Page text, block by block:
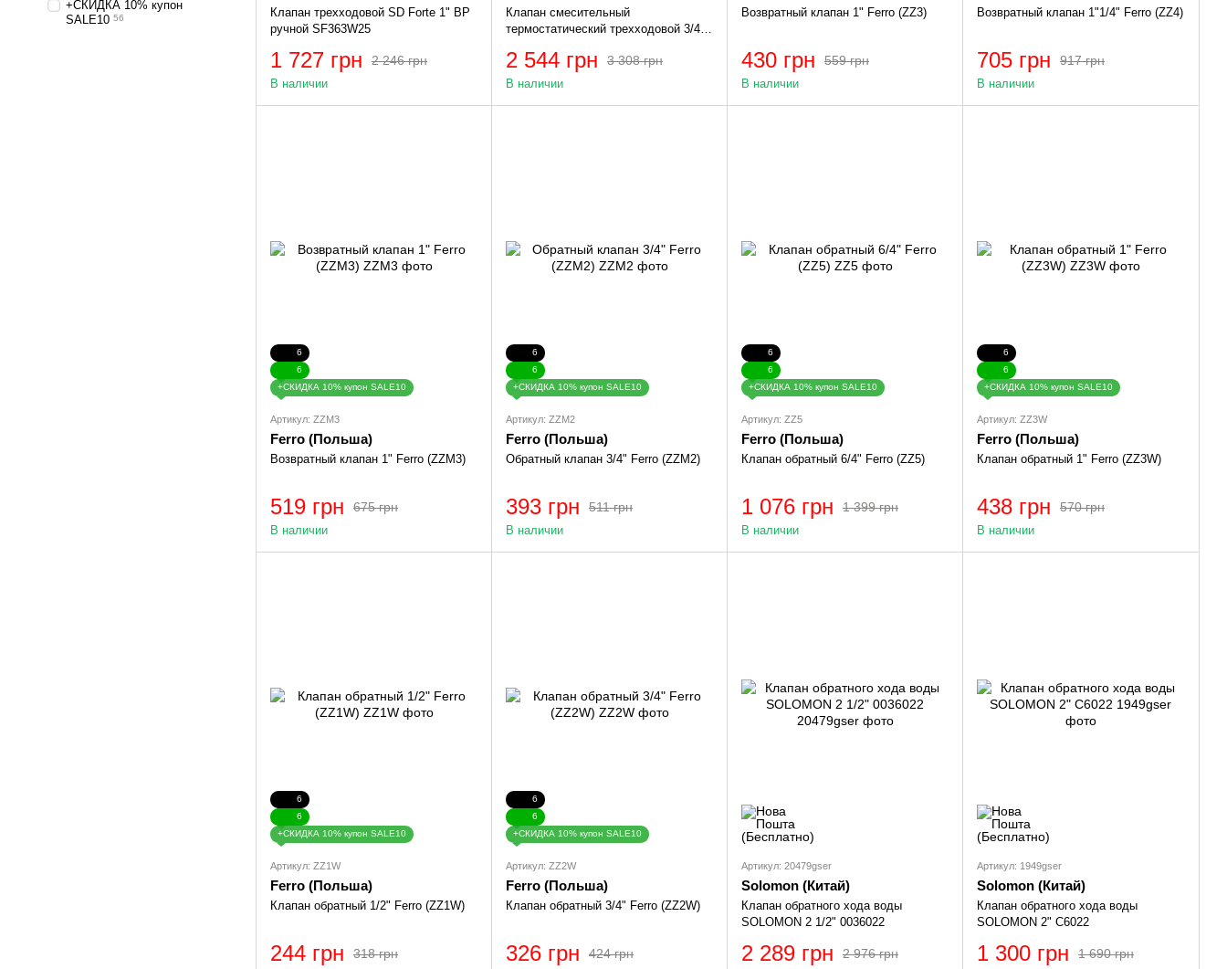
Клапан трехходовой SD Forte 1" ВР
ручной SF363W25
2 246 грн
1 727 грн
В наличии
Клапан смесительный
термостатический трехходовой 3/4'"
(KR2818)
3 308 грн
2 544 грн
В наличии
Возвратный клапан 1" Ferro (ZZ3)
559 грн
430 грн
В наличии
Возвратный клапан 1"1/4" Ferro (ZZ4)
917 грн
705 грн
В наличии
6
6
+СКИДКА 10% купон SALE10
Артикул: ZZM3
Ferro (Польша)
Возвратный клапан 1" Ferro (ZZM3)
675 грн
519 грн
В наличии
6
6
+СКИДКА 10% купон SALE10
Артикул: ZZM2
Ferro (Польша)
Обратный клапан 3/4" Ferro (ZZM2)
511 грн
393 грн
В наличии
6
6
+СКИДКА 10% купон SALE10
Артикул: ZZ5
Ferro (Польша)
Клапан обратный 6/4" Ferro (ZZ5)
1 399 грн
1 076 грн
В наличии
6
6
+СКИДКА 10% купон SALE10
Артикул: ZZ3W
Ferro (Польша)
Клапан обратный 1" Ferro (ZZ3W)
570 грн
438 грн
В наличии
6
6
+СКИДКА 10% купон SALE10
Артикул: ZZ1W
Ferro (Польша)
Клапан обратный 1/2" Ferro (ZZ1W)
318 грн
244 грн
6
6
+СКИДКА 10% купон SALE10
Артикул: ZZ2W
Ferro (Польша)
Клапан обратный 3/4" Ferro (ZZ2W)
424 грн
326 грн
Артикул: 20479gser
Solomon (Китай)
Клапан обратного хода воды
SOLOMON 2 1/2" 0036022
2 976 грн
2 289 грн
Артикул: 1949gser
Solomon (Китай)
Клапан обратного хода воды
SOLOMON 2" C6022
1 690 грн
1 300 грн
+СКИДКА 10% купон
SALE10 56